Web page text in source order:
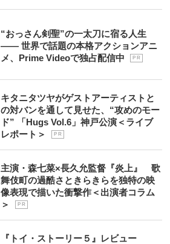
“おっさん剣聖”の一太刀に宿る人生
―― 世界で話題の本格アクションアニ
メ、Prime Videoで独占配信中
P R
キタニタツヤがゲストアーティストと
の対バンを通して見せた、“攻めのモー
ド” 「Hugs Vol.6」神戸公演＜ライブ
レポート＞
P R
主演・森七菜×長久允監督『炎上』 歌
舞伎町の過酷さときらきらを独特の映
像表現で描いた衝撃作＜出演者コラム
＞
P R
『トイ・ストーリー５』レビュー